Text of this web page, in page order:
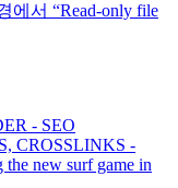
에서 “Read-only file
- SEO
CROSSLINKS -
the new surf game in